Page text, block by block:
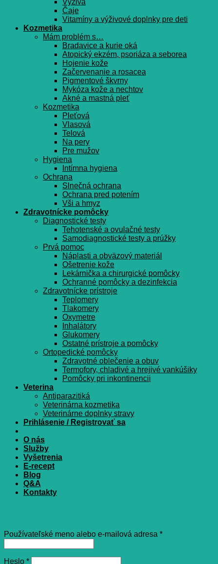
Čaje
Vitamíny a výživové doplnky pre deti
Kozmetika
Mám problém s…
Bradavice a kurie oká
Atopický ekzém, psoriáza a seborea
Hojenie kože
Začervenanie a rosacea
Pigmentové škvrny
Mykóza kože a nechtov
Akné a mastná pleť
Kozmetika
Pleťová
Vlasová
Telová
Na pery
Pre mužov
Hygiena
Intímna hygiena
Ochrana
Slnečná ochrana
Ochrana pred potením
Vši a hmyz
Zdravotnícke pomôcky
Diagnostické testy
Tehotenské a ovulačné testy
Samodiagnostické testy a prúžky
Prvá pomoc
Náplasti a obväzový materiál
Ošetrenie kože
Lekárnička a chirurgické pomôcky
Ochranné pomôcky a dezinfekcia
Zdravotnícke prístroje
Teplomery
Tlakomery
Oxymetre
Inhalátory
Glukomery
Ostatné prístroje a pomôcky
Ortopedické pomôcky
Zdravotné oblečenie a obuv
Termofory, chladivé a hrejivé vankúšiky
Pomôcky pri inkontinencii
Veterina
Antiparazitiká
Veterinárna kozmetika
Veterinárne doplnky stravy
Prihlásenie / Registrovať sa
O nás
Služby
Vyšetrenia
E-recept
Blog
Q&A
Kontakty
Používateľské meno alebo e-mailová adresa *Povinné
Heslo *Povinné